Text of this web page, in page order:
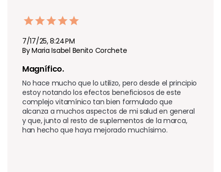
7/17/25, 8:24 PM
By Maria Isabel Benito Corchete
Magnífico.
No hace mucho que lo utilizo, pero desde el principio
estoy notando los efectos beneficiosos de este
complejo vitamínico tan bien formulado que
alcanza a muchos aspectos de mi salud en general
y que, junto al resto de suplementos de la marca,
han hecho que haya mejorado muchísimo.